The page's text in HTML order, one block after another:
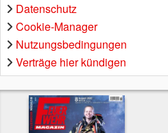
Datenschutz
Cookie-Manager
Nutzungsbedingungen
Verträge hier kündigen